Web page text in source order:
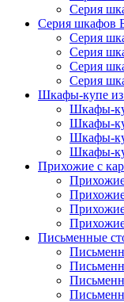
Серия
Серия шкафов
Серия
Серия
Серия
Серия
Шкафы-купе из
Шкафы-
Шкафы-
Шкафы-
Шкафы-
Прихожие с
Прихожие
Прихожие
Прихожие
Письменные